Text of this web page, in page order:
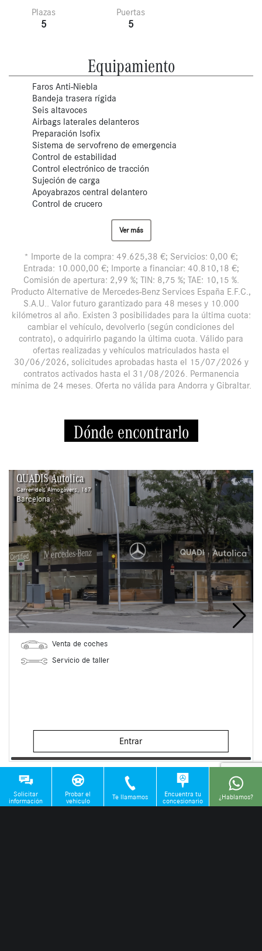
Plazas
5
Puertas
5
Equipamiento
Faros Anti-Niebla
Bandeja trasera rígida
Seis altavoces
Airbags laterales delanteros
Preparación Isofix
Sistema de servofreno de emergencia
Control de estabilidad
Control electrónico de tracción
Sujeción de carga
Apoyabrazos central delantero
Control de crucero
Ver más
* Importe de la compra: 49.625,38 €; Servicios: 0,00 €;
Entrada: 10.000,00 €; Importe a financiar: 40.810,18 €;
Comisión de apertura: 2,99 %; TIN: 8,75 %; TAE: 10,15 %.
Producto Alternative de Mercedes-Benz Services España E.F.C.,
S.A.U.. Valor futuro garantizado para 48 meses y 10.000
kilómetros al año. Existen 3 posibilidades para la última cuota:
cambiar el vehículo, devolverlo (según condiciones del
contrato), o adquirirlo pagando la última cuota. Válido para
ofertas realizadas y vehículos matriculados hasta el
30/06/2026, solicitudes aprobadas hasta el 15/07/2026 y
contratos activados hasta el 31/08/2026. Permanencia
mínima de 24 meses. Oferta no válida para Andorra y Gibraltar.
Dónde encontrarlo
QUADIS Autolica
Carrer dels Almogàvers, 167
Barcelona
Venta de coches
Servicio de taller
Entrar
Solicitar
información
Probar el
vehículo
Te llamamos
Encuentra tu
concesionario
¿Hablamos?